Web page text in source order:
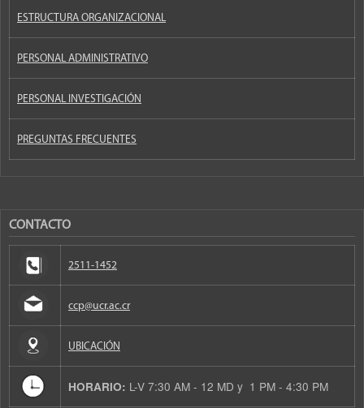
ESTRUCTURA ORGANIZACIONAL
PERSONAL ADMINISTRATIVO
PERSONAL INVESTIGACIÓN
PREGUNTAS FRECUENTES
CONTACTO
2511-1452
ccp@ucr.ac.cr
UBICACIÓN
HORARIO: L-V 7:30 AM - 12 MD y 1 PM - 4:30 PM